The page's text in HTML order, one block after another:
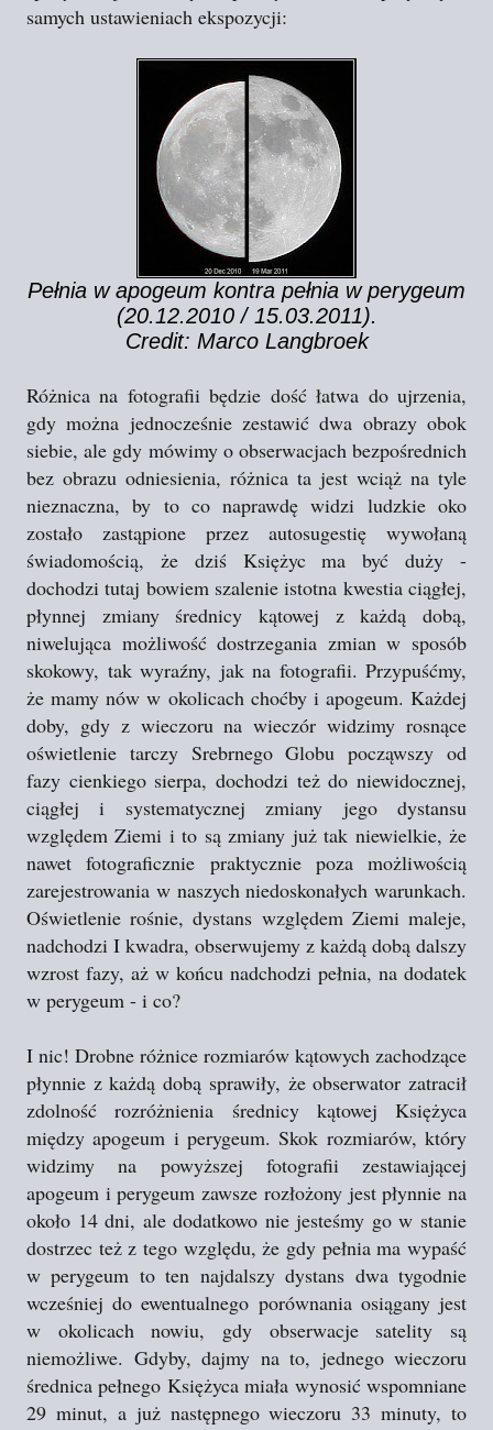
samych ustawieniach ekspozycji:
Pełnia w apogeum kontra pełnia w perygeum
(20.12.2010 / 15.03.2011).
Credit: Marco Langbroek
Różnica na fotografii będzie dość łatwa do ujrzenia,
gdy można jednocześnie zestawić dwa obrazy obok
siebie, ale gdy mówimy o obserwacjach bezpośrednich
bez obrazu odniesienia, różnica ta jest wciąż na tyle
nieznaczna, by to co naprawdę widzi ludzkie oko
zostało zastąpione przez autosugestię wywołaną
świadomością, że dziś Księżyc ma być duży -
dochodzi tutaj bowiem szalenie istotna kwestia ciągłej,
płynnej zmiany średnicy kątowej z każdą dobą,
niwelująca możliwość dostrzegania zmian w sposób
skokowy, tak wyraźny, jak na fotografii. Przypuśćmy,
że mamy nów w okolicach choćby i apogeum. Każdej
doby, gdy z wieczoru na wieczór widzimy rosnące
oświetlenie tarczy Srebrnego Globu począwszy od
fazy cienkiego sierpa, dochodzi też do niewidocznej,
ciągłej i systematycznej zmiany jego dystansu
względem Ziemi i to są zmiany już tak niewielkie, że
nawet fotograficznie praktycznie poza możliwością
zarejestrowania w naszych niedoskonałych warunkach.
Oświetlenie rośnie, dystans względem Ziemi maleje,
nadchodzi I kwadra, obserwujemy z każdą dobą dalszy
wzrost fazy, aż w końcu nadchodzi pełnia, na dodatek
w perygeum - i co?
I nic! Drobne różnice rozmiarów kątowych zachodzące
płynnie z każdą dobą sprawiły, że obserwator zatracił
zdolność rozróżnienia średnicy kątowej Księżyca
między apogeum i perygeum. Skok rozmiarów, który
widzimy na powyższej fotografii zestawiającej
apogeum i perygeum zawsze rozłożony jest płynnie na
około 14 dni, ale dodatkowo nie jesteśmy go w stanie
dostrzec też z tego względu, że gdy pełnia ma wypaść
w perygeum to ten najdalszy dystans dwa tygodnie
wcześniej do ewentualnego porównania osiągany jest
w okolicach nowiu, gdy obserwacje satelity są
niemożliwe. Gdyby, dajmy na to, jednego wieczoru
średnica pełnego Księżyca miała wynosić wspomniane
29 minut, a już następnego wieczoru 33 minuty, to